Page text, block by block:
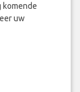
komende
uw